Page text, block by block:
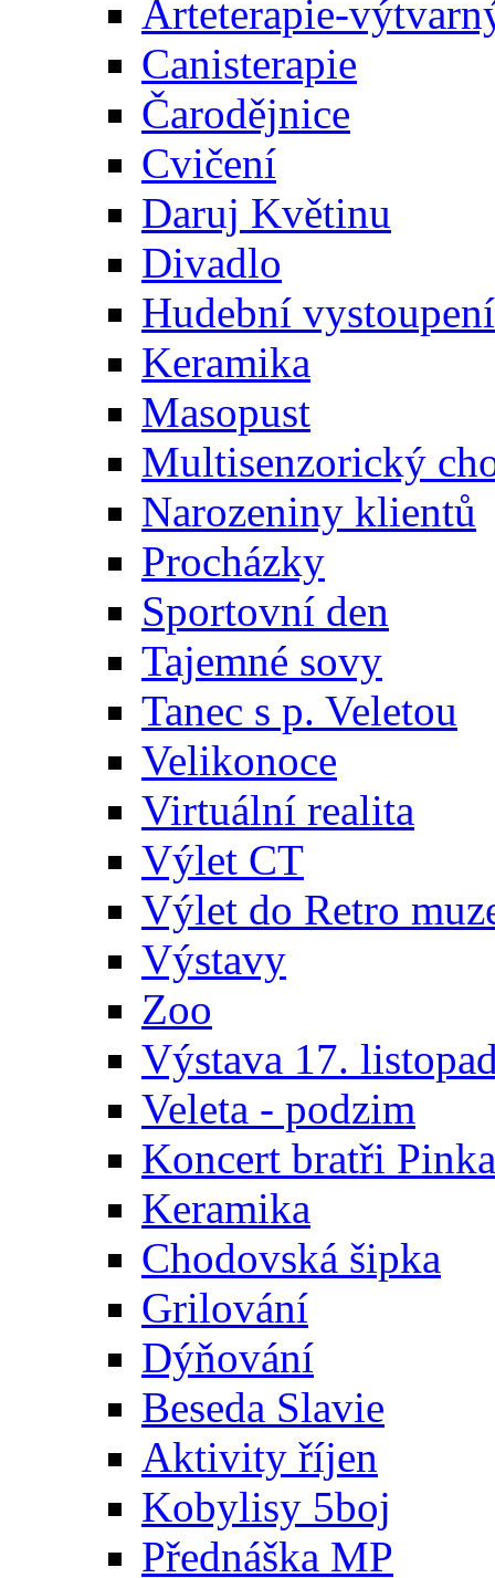
Arteterapie-
Canisterapie
Čarodějnice
Cvičení
Daruj Květinu
Divadlo
Hudební vystoupení
Keramika
Masopust
Multisenzorický
Narozeniny klientů
Procházky
Sportovní den
Tajemné sovy
Tanec s p. Veletou
Velikonoce
Virtuální realita
Výlet CT
Výlet do Retro
Výstavy
Zoo
Výstava 17.
Veleta - podzim
Koncert bratři
Keramika
Chodovská šipka
Grilování
Dýňování
Beseda Slavie
Aktivity říjen
Kobylisy 5boj
Přednáška MP